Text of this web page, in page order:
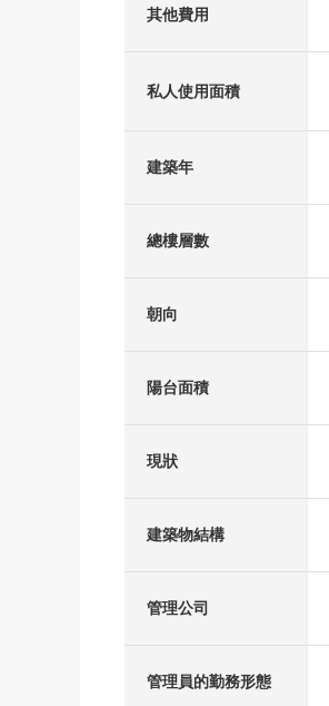
其他費用
私人使用面積
建築年
總樓層數
朝向
陽台面積
現狀
建築物結構
管理公司
管理員的勤務形態